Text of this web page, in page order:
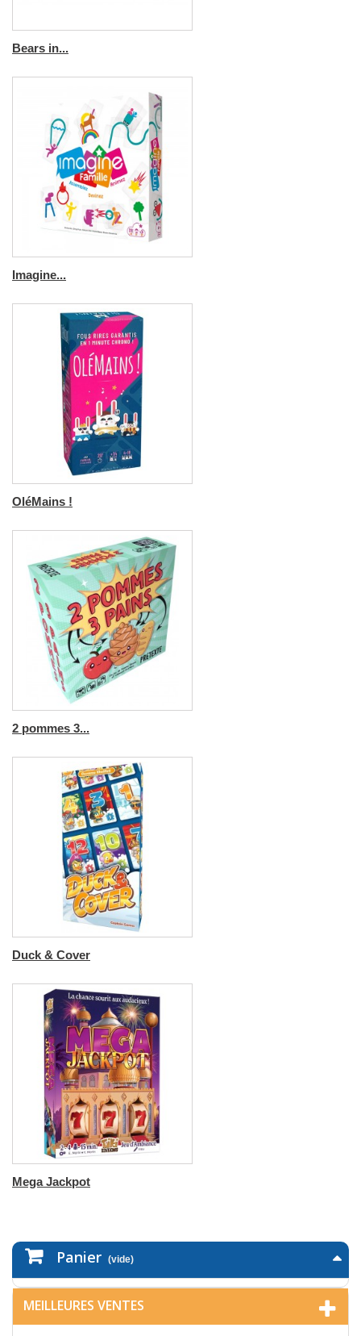
Bears in...
Imagine...
OléMains !
2 pommes 3...
Duck & Cover
Mega Jackpot
Panier (vide)
MEILLEURES VENTES